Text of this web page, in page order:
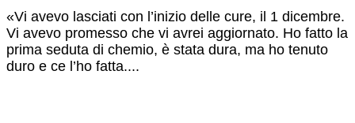
«Vi avevo lasciati con l’inizio delle cure, il 1 dicembre.
Vi avevo promesso che vi avrei aggiornato. Ho fatto la
prima seduta di chemio, è stata dura, ma ho tenuto
duro e ce l’ho fatta....